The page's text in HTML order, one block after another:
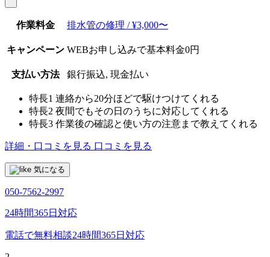
作業料金 排水管の修理 / ¥3,000〜
キャンペーン WEBお申し込みで基本料金0円
支払い方法 銀行振込, 現金払い
特長1 連絡から20分ほどで駆けつけてくれる
特長2 夜間でもその日のうちに対応してくれる
特長3 作業後の確認と使い方の注意まで教えてくれる
詳細・口コミを見る 口コミを見る
気になる
050-7562-2997
24時間365日対応
電話で無料相談24時間365日対応